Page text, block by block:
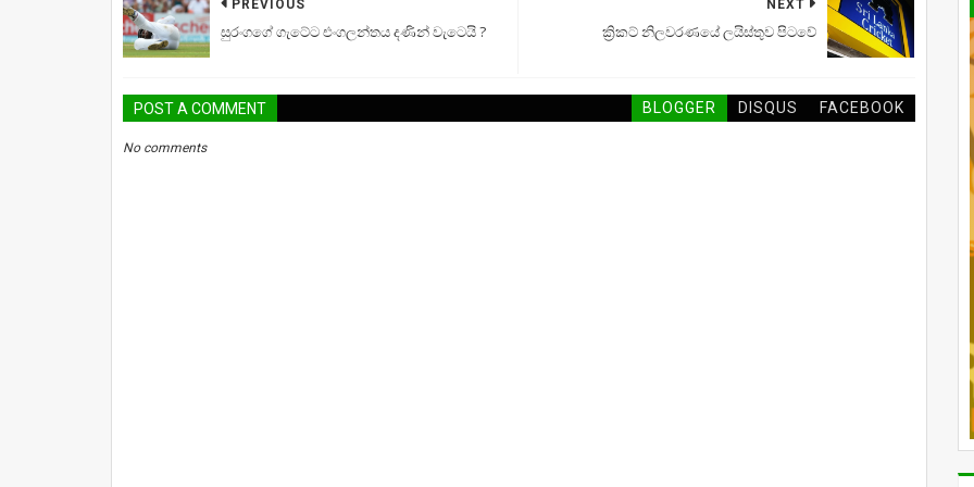
NEXT
ක්‍රිකට් නිලවරණයේ ලයිස්තුව පිටවේ
PREVIOUS
සුරංගගේ ගැටේට එංගලන්තය දණින් වැටෙයි ?
POST A COMMENT BLOGGER DISQUS FACEBOOK
No comments